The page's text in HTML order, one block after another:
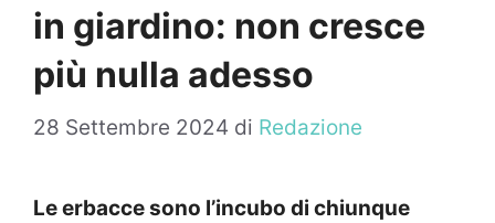
in giardino: non cresce
più nulla adesso
28 Settembre 2024 di Redazione
Le erbacce sono l’incubo di chiunque